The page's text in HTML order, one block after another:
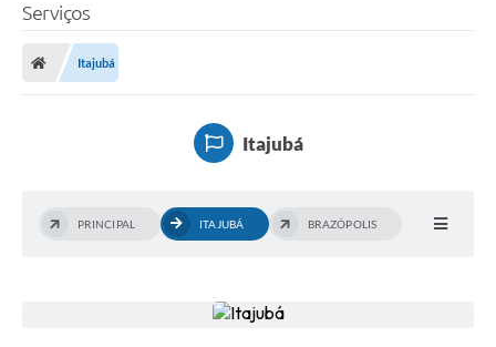
Serviços
Itajubá
Itajubá
PRINCIPAL ITAJUBÁ BRAZÓPOLIS